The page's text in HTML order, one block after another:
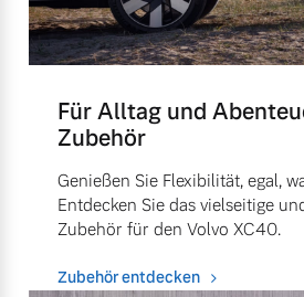
Für Alltag und
Zubehör
Genießen Sie Flexibilität, egal,
Entdecken Sie das vielseitige
Zubehör für den Volvo XC40.
Zubehör entdecken